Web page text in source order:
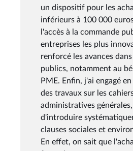
un dispositif pour les
inférieurs à 100 000
l'accès à la commande
entreprises les plus
renforcé les avances
publics, notamment au
PME. Enfin, j'ai engagé
des travaux sur les
administratives
d'introduire
clauses sociales et
En effet, on sait que